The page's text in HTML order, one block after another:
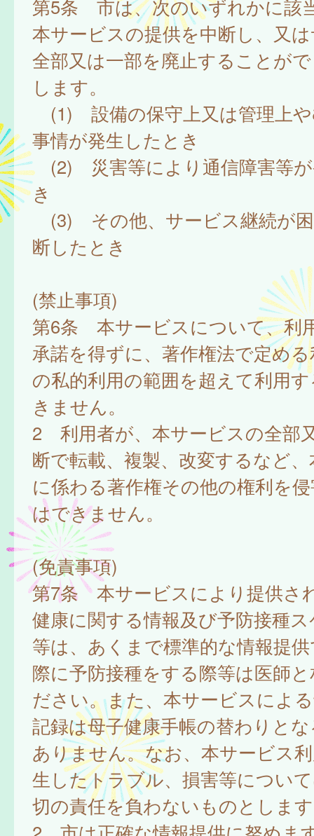
第5条 市は、次のいずれかに該
本サービスの提供を中断し、又
全部又は一部を廃止することが
します。
(1) 設備の保守上又は管理上
事情が発生したとき
(2) 災害等により通信障害等が
き
(3) その他、サービス継続が
断したとき
(禁止事項)
第6条 本サービスについて、利
承諾を得ずに、著作権法で定め
の私的利用の範囲を超えて利用
きません。
2 利用者が、本サービスの全部
断で転載、複製、改変するなど
に係わる著作権その他の権利を
はできません。
(免責事項)
第7条 本サービスにより提供さ
健康に関する情報及び予防接種
等は、あくまで標準的な情報提
際に予防接種をする際等は医師
ださい。また、本サービスによ
記録は母子健康手帳の替わりと
ありません。なお、本サービス
生したトラブル、損害等につい
切の責任を負わないものとしま